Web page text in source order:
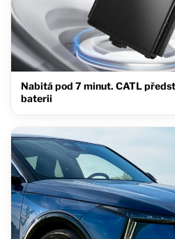
Nabitá pod 7 minut. CATL
baterii